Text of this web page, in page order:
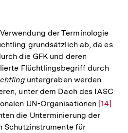
der Terminologie
grundsätzlich ab, da es
die GFK und deren
Flüchtlingsbegriff durch
untergraben werden
unter dem Dach des IASC
UN-Organisationen Zur
[14]
die Unterminierung der
Schutzinstrumente für